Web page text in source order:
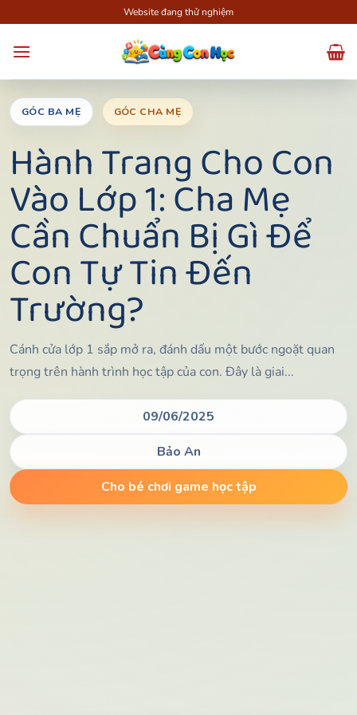
qua
nội
Website đang thử nghiệm
GÓC BA MẸ GÓC CHA MẸ
Hành Trang Cho Con
Vào Lớp 1: Cha Mẹ
Cần Chuẩn Bị Gì Để
Con Tự Tin Đến
Trường?
Cánh cửa lớp 1 sắp mở ra, đánh dấu một bước ngoặt quan
trọng trên hành trình học tập của con. Đây là giai...
09/06/2025
Bảo An
Cho bé chơi game học tập